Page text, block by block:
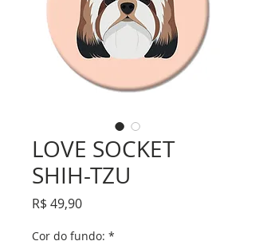
LOVE SOCKET
SHIH-TZU
R$ 49,90Preço
Cor do fundo: *